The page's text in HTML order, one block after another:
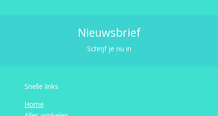
Nieuwsbrief
Schrijf je nu in
Snelle links
Home